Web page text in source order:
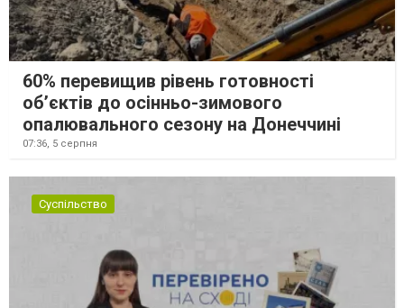
60% перевищив рівень готовності
об’єктів до осінньо-зимового
опалювального сезону на Донеччині
07:36, 5 серпня
Суспільство